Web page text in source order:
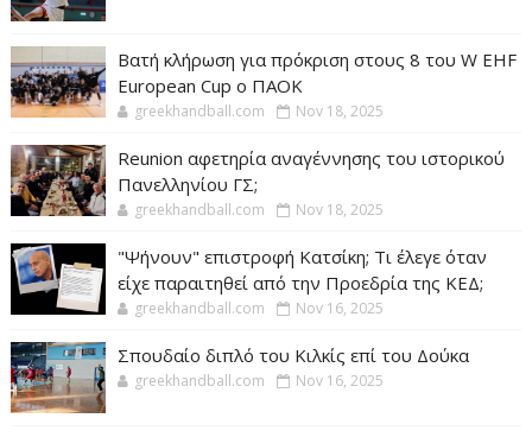
Βατή κλήρωση για πρόκριση στους 8 του W EHF
European Cup ο ΠΑΟΚ
greekhandball.com Nov 18, 2025
Reunion αφετηρία αναγέννησης του ιστορικού
Πανελληνίου ΓΣ;
greekhandball.com Nov 18, 2025
"Ψήνουν" επιστροφή Κατσίκη; Τι έλεγε όταν
είχε παραιτηθεί από την Προεδρία της ΚΕΔ;
greekhandball.com Nov 16, 2025
Σπουδαίο διπλό του Κιλκίς επί του Δούκα
greekhandball.com Nov 16, 2025